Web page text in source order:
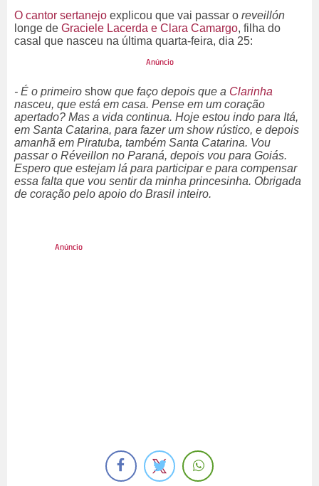
O cantor sertanejo explicou que vai passar o reveillón
longe de Graciele Lacerda e Clara Camargo, filha do
casal que nasceu na última quarta-feira, dia 25:
- É o primeiro show que faço depois que a Clarinha
nasceu, que está em casa. Pense em um coração
apertado? Mas a vida continua. Hoje estou indo para Itá,
em Santa Catarina, para fazer um show rústico, e depois
amanhã em Piratuba, também Santa Catarina. Vou
passar o Réveillon no Paraná, depois vou para Goiás.
Espero que estejam lá para participar e para compensar
essa falta que vou sentir da minha princesinha. Obrigada
de coração pelo apoio do Brasil inteiro.